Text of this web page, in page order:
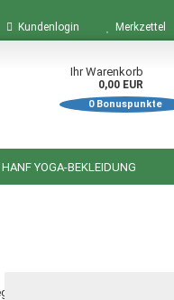
Kundenlogin Merkzettel
Ihr Warenkorb
0,00 EUR
0Bonuspunkte
HANF YOGA-BEKLEIDUNG